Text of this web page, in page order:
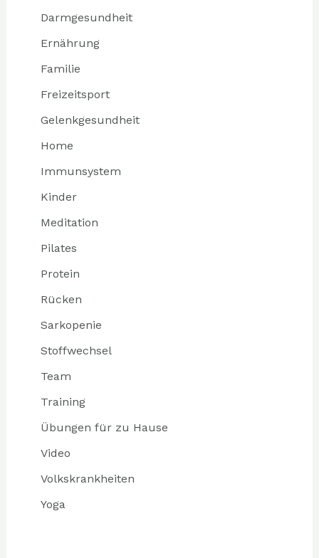
Darmgesundheit
Ernährung
Familie
Freizeitsport
Gelenkgesundheit
Home
Immunsystem
Kinder
Meditation
Pilates
Protein
Rücken
Sarkopenie
Stoffwechsel
Team
Training
Übungen für zu Hause
Video
Volkskrankheiten
Yoga